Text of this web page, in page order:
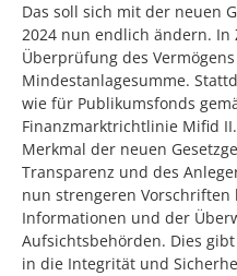
Das soll sich mit der neuen
2024 nun endlich ändern.
Überprüfung des
Mindestanlagesumme.
wie für Publikumsfonds
Finanzmarktrichtlinie Mifid
Merkmal der neuen
Transparenz und des
nun strengeren
Informationen und der
Aufsichtsbehörden. Dies
in die Integrität und